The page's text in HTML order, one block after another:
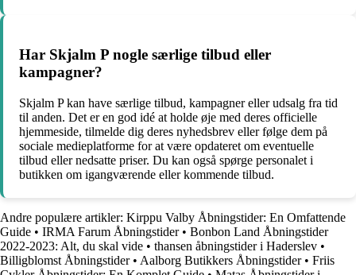
Har Skjalm P nogle særlige tilbud eller
kampagner?
Skjalm P kan have særlige tilbud, kampagner eller udsalg fra tid
til anden. Det er en god idé at holde øje med deres officielle
hjemmeside, tilmelde dig deres nyhedsbrev eller følge dem på
sociale medieplatforme for at være opdateret om eventuelle
tilbud eller nedsatte priser. Du kan også spørge personalet i
butikken om igangværende eller kommende tilbud.
Andre populære artikler: Kirppu Valby Åbningstider: En Omfattende
Guide • IRMA Farum Åbningstider• Bonbon Land Åbningstider
2022-2023: Alt, du skal vide • thansen åbningstider i Haderslev •
Billigblomst Åbningstider• Aalborg Butikkers Åbningstider• Friis